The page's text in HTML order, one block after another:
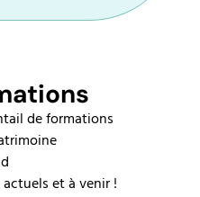
de formations
et à venir !